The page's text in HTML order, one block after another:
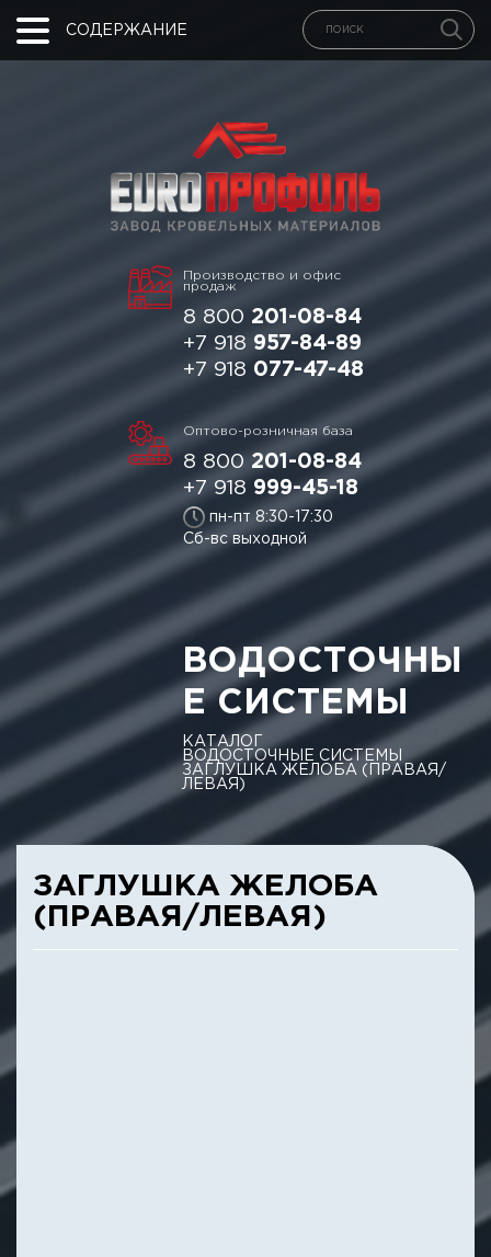
СОДЕРЖАНИЕ
Производство и офис
продаж
8 800 201-08-84
+7 918 957-84-89
+7 918 077-47-48
Оптово-розничная база
8 800 201-08-84
+7 918 999-45-18
пн-пт 8:30-17:30
Сб-вс выходной
ВОДОСТОЧНЫ
Е СИСТЕМЫ
КАТАЛОГ
ВОДОСТОЧНЫЕ СИСТЕМЫ
ЗАГЛУШКА ЖЕЛОБА (ПРАВАЯ/
ЛЕВАЯ)
ЗАГЛУШКА ЖЕЛОБА
(ПРАВАЯ/ЛЕВАЯ)